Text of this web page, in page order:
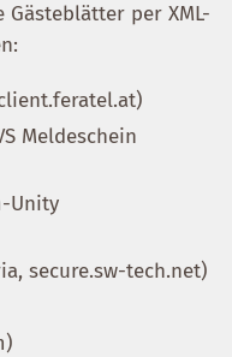
per XML-
Meldeschein
Unity
secure.sw-tech.net)